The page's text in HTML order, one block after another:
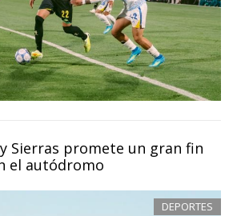
Sierras promete un gran fin
el autódromo
DEPORTES